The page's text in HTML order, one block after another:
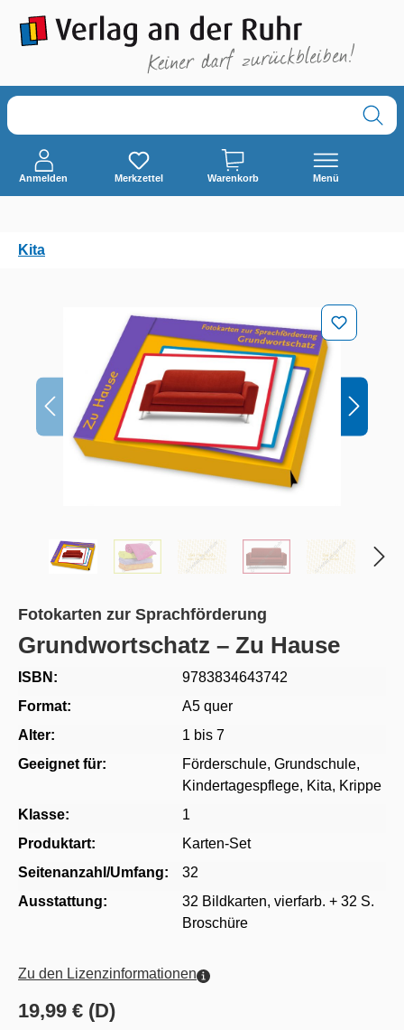
springen
Anmelden Merkzettel Warenkorb Menü
Kita
Bildergalerie überspringen
Fotokarten zur Sprachförderung
Grundwortschatz – Zu Hause
ISBN:
9783834643742
Format:
A5 quer
Alter:
1 bis 7
Geeignet für:
Förderschule, Grundschule,
Kindertagespflege, Kita, Krippe
Klasse:
1
Produktart:
Karten-Set
Seitenanzahl/Umfang:
32
Ausstattung:
32 Bildkarten, vierfarb. + 32 S.
Broschüre
Zu den Lizenzinformationen
19,99 € (D)